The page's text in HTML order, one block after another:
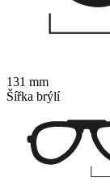
131 mm
Šířka brýlí